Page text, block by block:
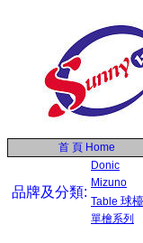
首 頁 Home
品牌及分類:
Donic
Mizuno
Table 球檯
單檜系列